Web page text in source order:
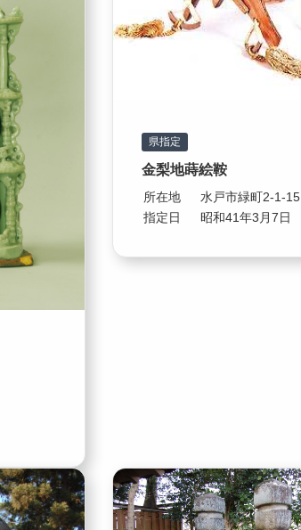
県指定
金梨地蒔絵鞍
所在地
水戸市緑町2-1-15
指定日
昭和41年3月7日